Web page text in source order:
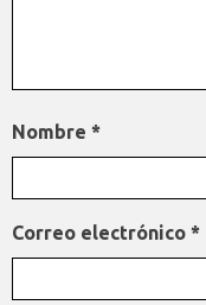
Nombre *
Correo electrónico *